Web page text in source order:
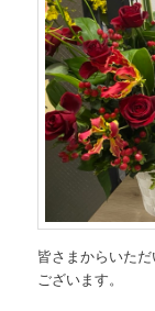
皆さまからいた
ございます。